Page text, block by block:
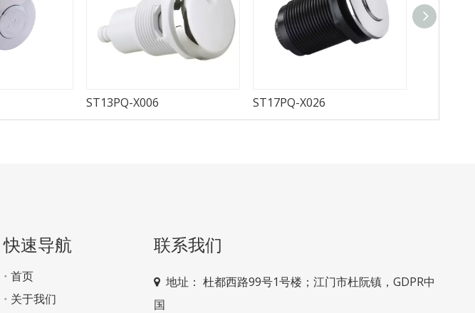
ST13PQ-X006 ST17PQ-X026
快速导航
首页
关于我们
联系我们
地址： 杜都西路99号1号楼；江门市杜阮镇，GDPR中
国